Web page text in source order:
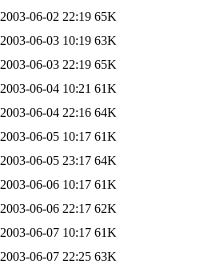
2003-06-02 22:19 65K
2003-06-03 10:19 63K
2003-06-03 22:19 65K
2003-06-04 10:21 61K
2003-06-04 22:16 64K
2003-06-05 10:17 61K
2003-06-05 23:17 64K
2003-06-06 10:17 61K
2003-06-06 22:17 62K
2003-06-07 10:17 61K
2003-06-07 22:25 63K